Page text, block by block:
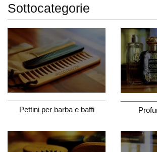
Sottocategorie
Pettini per barba e baffi